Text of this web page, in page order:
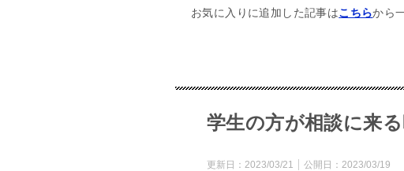
お気に入りに追加した記事はこちらから
学生の方が相談に来る
更新日： 2023/03/21 公開日： 2023/03/19